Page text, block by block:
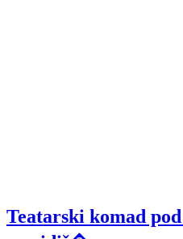
Teatarski komad